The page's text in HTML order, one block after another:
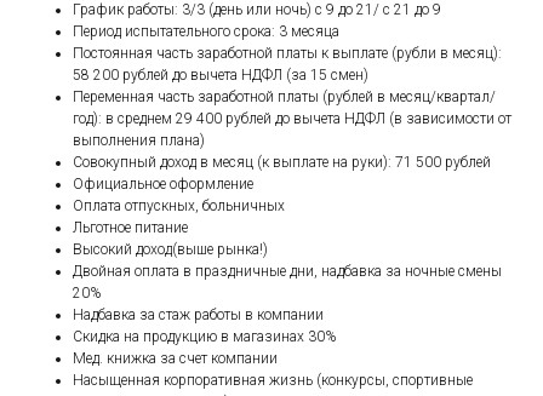
График работы: 3/3 (день или ночь) с 9 до 21/ с 21 до 9
Период испытательного срока: 3 месяца
Постоянная часть заработной платы к выплате (рубли в месяц):
58 200 рублей до вычета НДФЛ (за 15 смен)
Переменная часть заработной платы (рублей в месяц/квартал/
год): в среднем 29 400 рублей до вычета НДФЛ (в зависимости от
выполнения плана)
Совокупный доход в месяц (к выплате на руки): 71 500 рублей
Официальное оформление
Оплата отпускных, больничных
Льготное питание
Высокий доход(выше рынка!)
Двойная оплата в праздничные дни, надбавка за ночные смены
20%
Надбавка за стаж работы в компании
Скидка на продукцию в магазинах 30%
Мед. книжка за счет компании
Насыщенная корпоративная жизнь (конкурсы, спортивные